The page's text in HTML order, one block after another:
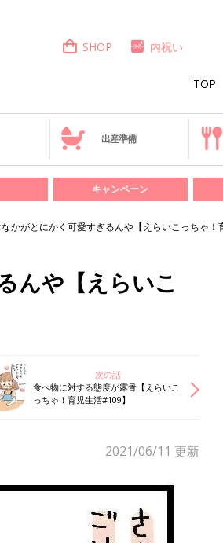
TOP
SHOP 内祝い
出産準備
キャンペーン
かがとにかく可愛すぎるんや【えらいこっちゃ！
んや【えらいこ
次の話
食べ物に対する態度が露骨【えらいこ
っちゃ！育児生活#109】
2021/06/11 更新